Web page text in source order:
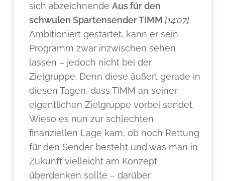
sich abzeichnendeAus für den
schwulen Spartensender TIMM[14:07].
Ambitioniert gestartet, kann er sein
Programm zwar inzwischen sehen
lassen – jedoch nicht bei der
Zielgruppe. Denn diese äußert gerade in
diesen Tagen, dass TIMM an seiner
eigentlichen Zielgruppe vorbei sendet.
Wieso es nun zur schlechten
finanziellen Lage kam, ob noch Rettung
für den Sender besteht und was man in
Zukunft vielleicht am Konzept
überdenken sollte – darüber